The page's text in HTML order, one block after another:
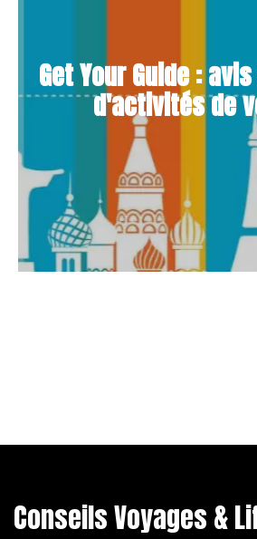
Get Your Guide :
d'activités de
Conseils Voyages &